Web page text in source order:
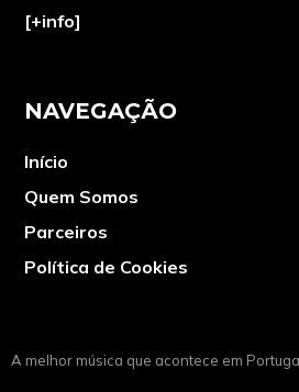
[+info]
NAVEGAÇÃO
Início
Quem Somos
Parceiros
Política de Cookies
A melhor música que acontece em